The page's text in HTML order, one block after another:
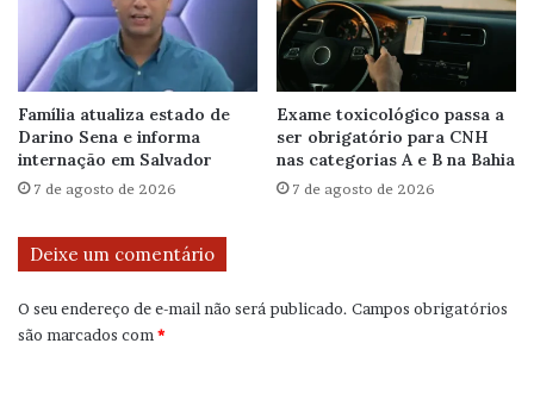
Família atualiza estado de
Darino Sena e informa
internação em Salvador
7 de agosto de 2026
Exame toxicológico passa a
ser obrigatório para CNH
nas categorias A e B na Bahia
7 de agosto de 2026
Deixe um comentário
O seu endereço de e-mail não será publicado. Campos obrigatórios
são marcados com *